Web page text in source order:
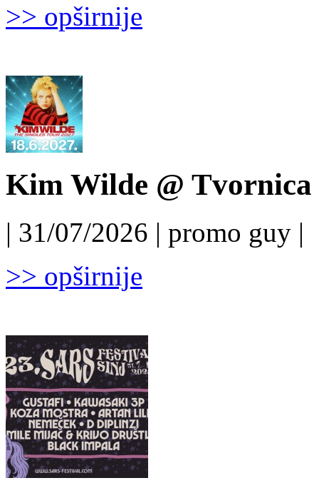
>> opširnije
Kim Wilde @ Tvornica
| 31/07/2026 | promo guy |
>> opširnije